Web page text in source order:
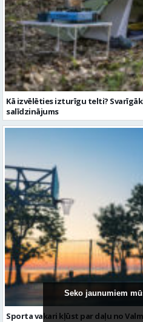
Kā izvēlēties izturīgu telti?
salīdzinājums
Sporta vakari kļūst par daļu no
Seko jaunumiem